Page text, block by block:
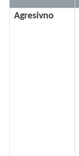
Agresivno